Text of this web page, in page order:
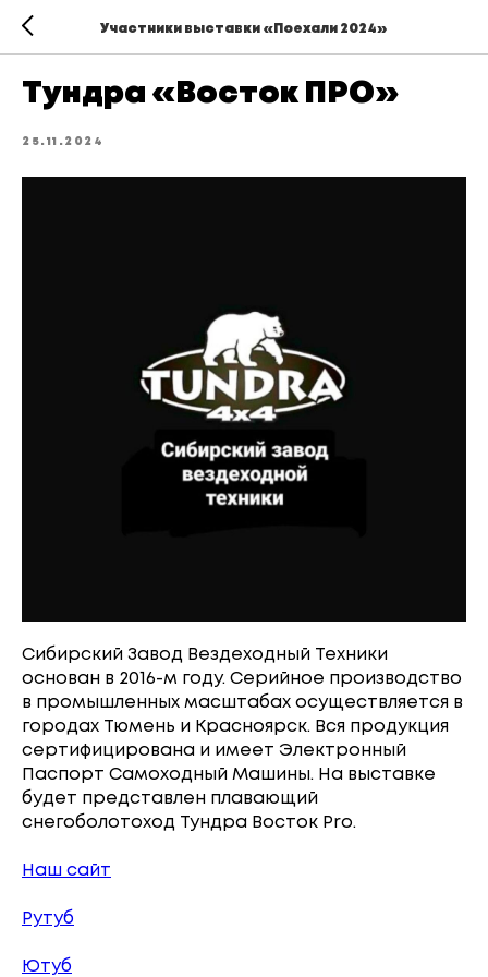
Участники выставки «Поехали 2024»
Тундра «Восток ПРО»
25.11.2024
Сибирский Завод Вездеходный Техники
основан в 2016-м году. Серийное производство
в промышленных масштабах осуществляется в
городах Тюмень и Красноярск. Вся продукция
сертифицирована и имеет Электронный
Паспорт Самоходный Машины. На выставке
будет представлен плавающий
снегоболотоход Тундра Восток Pro.
Наш сайт
Рутуб
Ютуб